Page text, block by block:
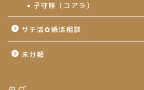
子守熊（コアラ）
サチ活✿婚活相談
未分類